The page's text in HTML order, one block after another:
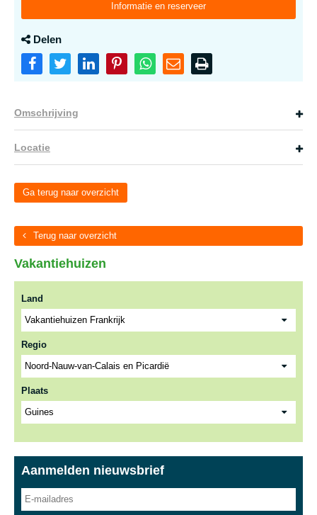
Informatie en reserveer
Delen
Omschrijving
Locatie
Ga terug naar overzicht
Terug naar overzicht
Vakantiehuizen
Land
Regio
Plaats
Aanmelden nieuwsbrief